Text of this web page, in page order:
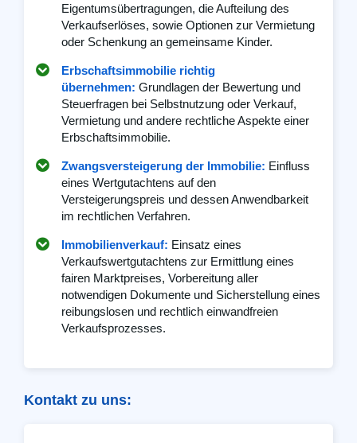
Eigentumsübertragungen, die Aufteilung des
Verkaufserlöses, sowie Optionen zur Vermietung
oder Schenkung an gemeinsame Kinder.
Erbschaftsimmobilie richtig
übernehmen: Grundlagen der Bewertung und
Steuerfragen bei Selbstnutzung oder Verkauf,
Vermietung und andere rechtliche Aspekte einer
Erbschaftsimmobilie.
Zwangsversteigerung der Immobilie: Einfluss
eines Wertgutachtens auf den
Versteigerungspreis und dessen Anwendbarkeit
im rechtlichen Verfahren.
Immobilienverkauf: Einsatz eines
Verkaufswertgutachtens zur Ermittlung eines
fairen Marktpreises, Vorbereitung aller
notwendigen Dokumente und Sicherstellung eines
reibungslosen und rechtlich einwandfreien
Verkaufsprozesses.
Kontakt zu uns: